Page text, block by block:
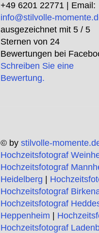
+49 6201 22771| Email:
info@stilvolle-
ausgezeichnet mit 5/ 5
Sternen von 24
Bewertungen bei
Schreiben Sie eine
Bewertung.
© by stilvolle-
Hochzeitsfotograf
Hochzeitsfotograf
Heidelberg
Hochzeitsfotograf
Hochzeitsfotograf
Heppenheim
Hochzeitsfotograf